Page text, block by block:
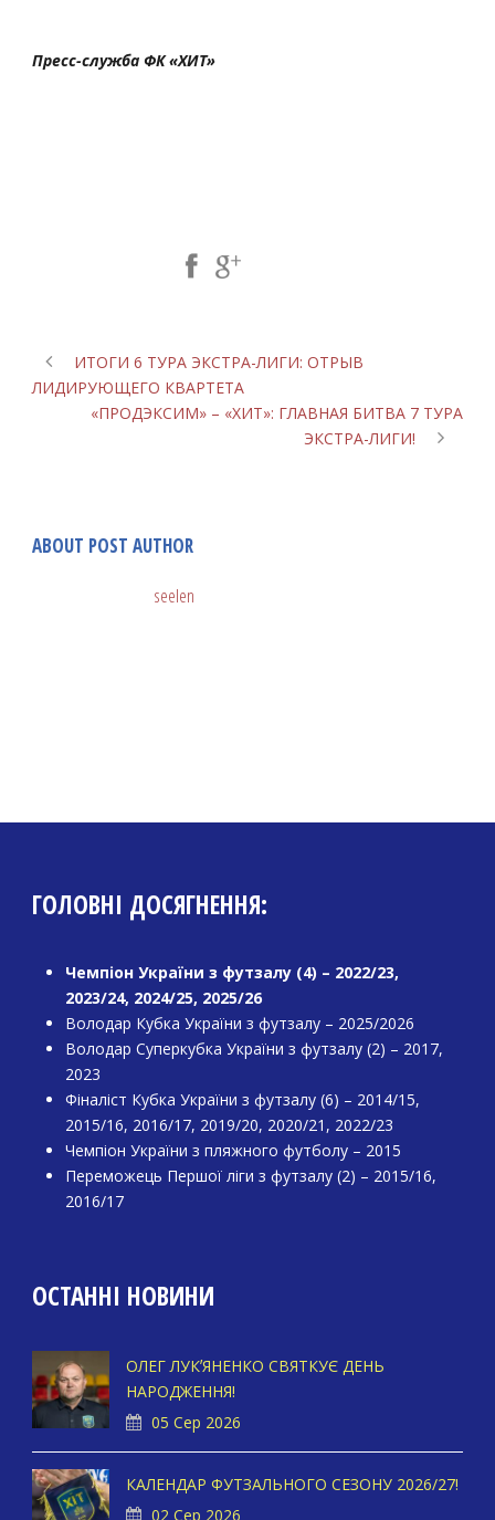
Пресс-служба ФК «ХИТ»
ИТОГИ 6 ТУРА ЭКСТРА-ЛИГИ: ОТРЫВ
ЛИДИРУЮЩЕГО КВАРТЕТА
«ПРОДЭКСИМ» – «ХИТ»: ГЛАВНАЯ БИТВА 7 ТУРА
ЭКСТРА-ЛИГИ!
ABOUT POST AUTHOR
seelen
ГОЛОВНІ ДОСЯГНЕННЯ:
Чемпіон України з футзалу (4) – 2022/23,
2023/24, 2024/25, 2025/26
Володар Кубка України з футзалу – 2025/2026
Володар Суперкубка України з футзалу (2) – 2017,
2023
Фіналіст Кубка України з футзалу (6) – 2014/15,
2015/16, 2016/17, 2019/20, 2020/21, 2022/23
Чемпіон України з пляжного футболу – 2015
Переможець Першої ліги з футзалу (2) – 2015/16,
2016/17
ОСТАННІ НОВИНИ
ОЛЕГ ЛУКʼЯНЕНКО СВЯТКУЄ ДЕНЬ
НАРОДЖЕННЯ!
05 Сер 2026
КАЛЕНДАР ФУТЗАЛЬНОГО СЕЗОНУ 2026/27!
02 Сер 2026